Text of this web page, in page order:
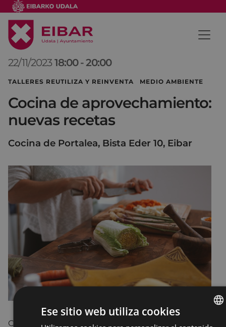
22/11/2023 18:00 -20:00
TALLERES REUTILIZA Y REINVENTA MEDIO AMBIENTE
Cocina de aprovechamiento:
nuevas recetas
Cocina de Portalea, Bista Eder 10, Eibar
Crea, con ayuda del equipo de Baratze, nuevas
Ese sitio web utiliza cookies